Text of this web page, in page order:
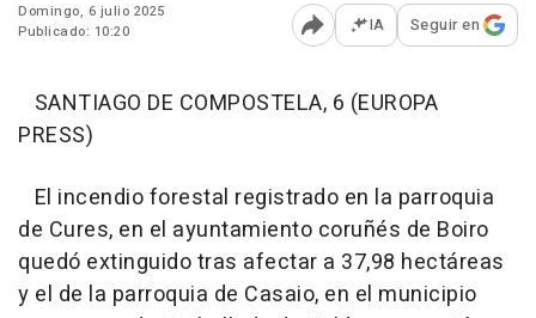
Domingo, 6 julio 2025
Publicado: 10:20
Abrir opciones para
IA Seguir en
SANTIAGO DE COMPOSTELA, 6 (EUROPA
PRESS)
El incendio forestal registrado en la parroquia
de Cures, en el ayuntamiento coruñés de Boiro
quedó extinguido tras afectar a 37,98 hectáreas
y el de la parroquia de Casaio, en el municipio